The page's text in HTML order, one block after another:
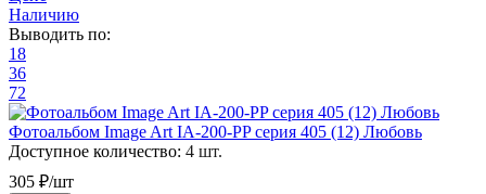
Наличию
Выводить по:
18
36
72
Фотоальбом Image Art IA-200-PP серия 405 (12) Любовь
Доступное количество: 4 шт.
305 ₽/шт